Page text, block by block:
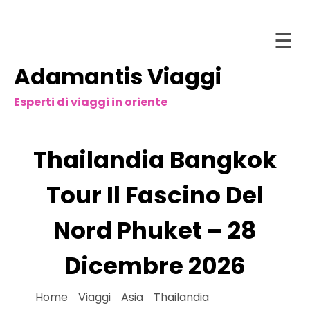
Salta
al
contenuto
Adamantis Viaggi
Esperti di viaggi in oriente
☰
Home
Chi
Thailandia Bangkok
Tour Il Fascino Del
Nord Phuket – 28
Dicembre 2026
Home Viaggi Asia Thailandia